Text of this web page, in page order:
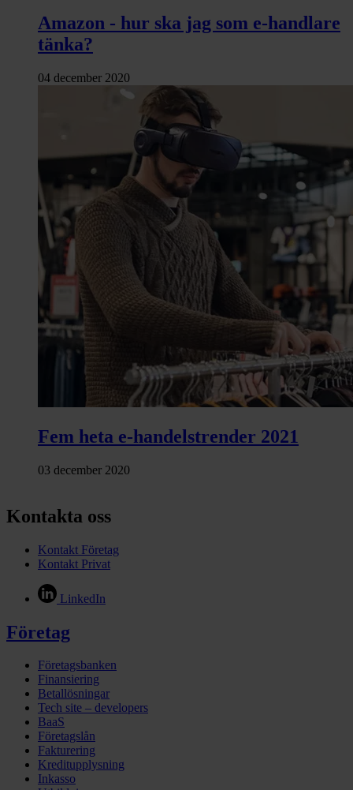
Amazon - hur ska jag som e‑handlare
tänka?
04 december 2020
Fem heta e‑handelstrender 2021
03 december 2020
Kontakta oss
Kontakt Företag
Kontakt Privat
LinkedIn
Företag
Företagsbanken
Finansiering
Betallösningar
Tech site – developers
BaaS
Företagslån
Fakturering
Kreditupplysning
Inkasso